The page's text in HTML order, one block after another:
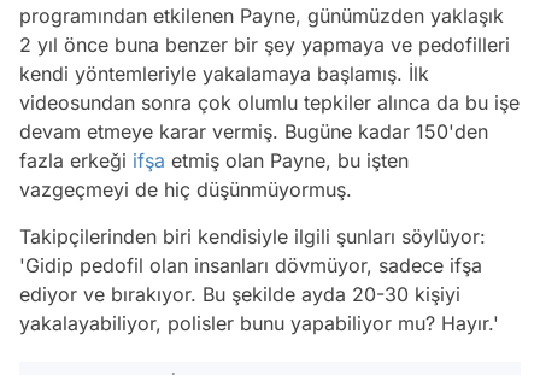
programından etkilenen Payne, günümüzden yaklaşık
2 yıl önce buna benzer bir şey yapmaya ve pedofilleri
kendi yöntemleriyle yakalamaya başlamış. İlk
videosundan sonra çok olumlu tepkiler alınca da bu işe
devam etmeye karar vermiş. Bugüne kadar 150'den
fazla erkeği ifşa etmiş olan Payne, bu işten
vazgeçmeyi de hiç düşünmüyormuş.
Takipçilerinden biri kendisiyle ilgili şunları söylüyor:
'Gidip pedofil olan insanları dövmüyor, sadece ifşa
ediyor ve bırakıyor. Bu şekilde ayda 20-30 kişiyi
yakalayabiliyor, polisler bunu yapabiliyor mu? Hayır.'